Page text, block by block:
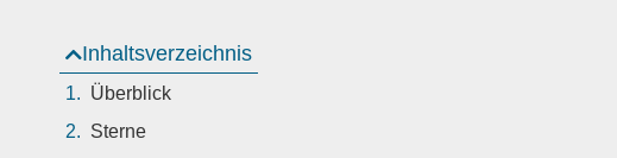
Inhaltsverzeichnis
Überblick
Sterne